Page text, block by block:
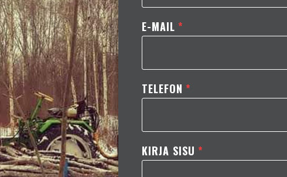
E-MAIL *
TELEFON *
KIRJA SISU *